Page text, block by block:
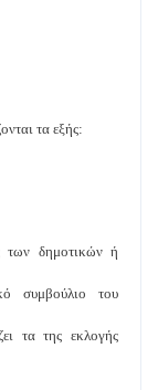
τα εξής:
των δημοτικών ή
συμβούλιο του
τα της εκλογής